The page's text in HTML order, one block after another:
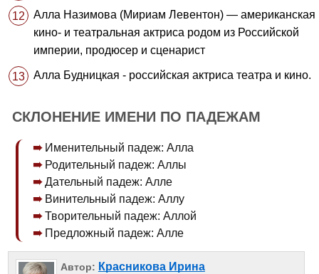
Алла Назимова (Мириам Левентон) — американская
кино- и театральная актриса родом из Российской
империи, продюсер и сценарист
Алла Будницкая - российская актриса театра и кино.
СКЛОНЕНИЕ ИМЕНИ ПО ПАДЕЖАМ
Именительный падеж: Алла
Родительный падеж: Аллы
Дательный падеж: Алле
Винительный падеж: Аллу
Творительный падеж: Аллой
Предложный падеж: Алле
Автор: Красникова Ирина